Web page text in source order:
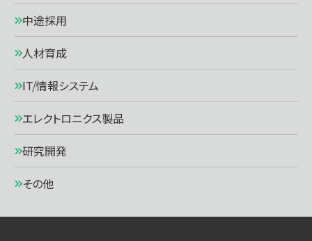
中途採用
人材育成
IT/情報システム
エレクトロニクス製品
研究開発
その他